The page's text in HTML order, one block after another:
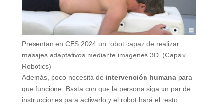
Presentan en CES 2024 un robot capaz de realizar
masajes adaptativos mediante imágenes 3D. (Capsix
Robotics)
Además, poco necesita de intervención humana para
que funcione. Basta con que la persona siga un par de
instrucciones para activarlo y el robot hará el resto.